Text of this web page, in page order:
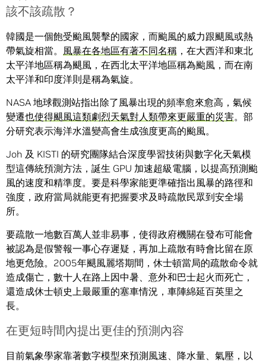
該不該疏散？
韓國是一個飽受颱風襲擊的國家，而颱風的威力跟颶風或熱
帶氣旋相當。 風暴在各地區有著不同名稱 ，在大西洋和東北
太平洋地區稱為颶風，在西北太平洋地區稱為颱風，而在南
太平洋和印度洋則是稱為氣旋。
NASA 地球觀測站指出除了風暴出現的頻率愈來愈高，氣候
變遷也使得颶風這類劇烈天氣對人類帶來更嚴重的災害。部
分研究表示海洋水溫變高會生成強度更高的颱風。
Joh 及 KISTI 的研究團隊結合深度學習技術與數字化天氣模
型這傳統預測方法，誕生 GPU 加速超級電腦，以提高預測颱
風的速度和精準度。要是科學家能更準確指出風暴的路徑和
強度，政府當局就能更有把握要求及時疏散民眾到安全場
所。
要疏散一地數百萬人並非易事，使得政府機關在發布可能會
被認為是假警報一事心存遲疑，再加上疏散有時會比留在原
地更危險。2005年颶風麗塔期間，休士頓當局的疏散命令就
造成傷亡，數十人在路上因中暑、意外和巴士起火而死亡，
還造成休士頓史上最嚴重的塞車情況，車陣綿延百英里之
長。
在更短時間內提出更佳的預測內容
目前氣象學家靠著數字模型來預測風速、降水量、氣壓，以